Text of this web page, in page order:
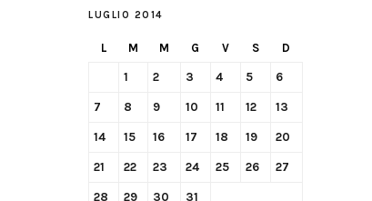
LUGLIO 2014
L M M G V S D
1 2 3 4 5 6
7 8 9 10 11 12 13
14 15 16 17 18 19 20
21 22 23 24 25 26 27
28 29 30 31